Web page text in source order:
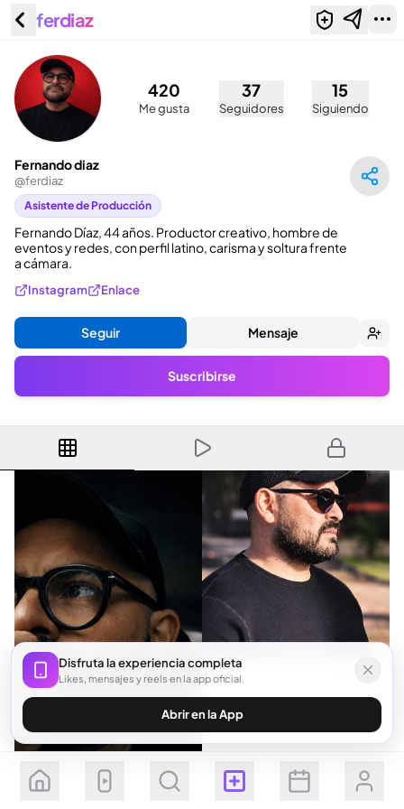
Fernando diaz (@ferdiaz)
ferdiaz
420
Me gusta
37
Seguidores
15
Siguiendo
Fernando diaz
@ferdiaz
Asistente de Producción
Fernando Díaz, 44 años. Productor creativo, hombre de
eventos y redes, con perfil latino, carisma y soltura frente
a cámara.
Instagram Enlace
Seguir Mensaje
Suscribirse
Seguir Suscribirse
Disfruta la experiencia completa
Likes, mensajes y reels en la app oficial.
Abrir en la App